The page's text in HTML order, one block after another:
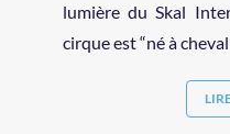
lumière du Skal
cirque est “né à